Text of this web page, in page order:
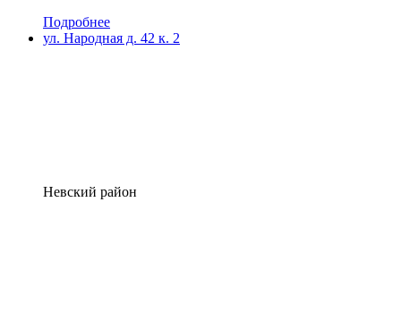
Подробнее
ул. Народная д. 42 к. 2
Невский район